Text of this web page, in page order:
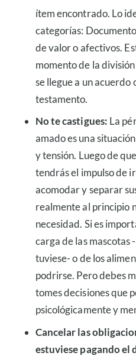
ítem encontrado. Lo
categorías:
de valor o afectivos.
momento de la
se llegue a un acuerdo
testamento.
No te castigues: La
amado es una
y tensión. Luego de
tendrás el impulso de
acomodar y separar
realmente al principio
necesidad. Si es
carga de las mascotas
tuviese- o de los
podrirse. Pero debes
tomes decisiones que
psicológicamente y
Cancelar las
estuviese pagando el